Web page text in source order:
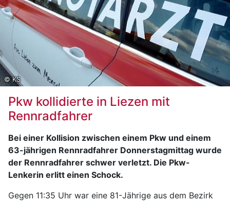
© KS
Pkw kollidierte in Liezen mit
Rennradfahrer
Bei einer Kollision zwischen einem Pkw und einem
63-jährigen Rennradfahrer Donnerstagmittag wurde
der Rennradfahrer schwer verletzt. Die Pkw-
Lenkerin erlitt einen Schock.
Gegen 11:35 Uhr war eine 81-Jährige aus dem Bezirk